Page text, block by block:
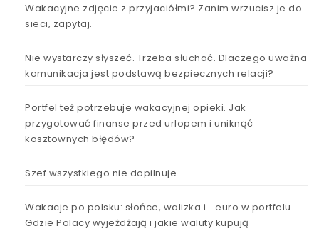
Wakacyjne zdjęcie z przyjaciółmi? Zanim wrzucisz je do
sieci, zapytaj.
Nie wystarczy słyszeć. Trzeba słuchać. Dlaczego uważna
komunikacja jest podstawą bezpiecznych relacji?
Portfel też potrzebuje wakacyjnej opieki. Jak
przygotować finanse przed urlopem i uniknąć
kosztownych błędów?
Szef wszystkiego nie dopilnuje
Wakacje po polsku: słońce, walizka i… euro w portfelu.
Gdzie Polacy wyjeżdżają i jakie waluty kupują